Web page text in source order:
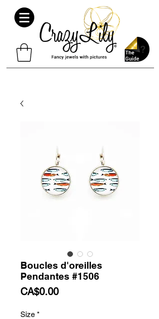
Boucles d'oreilles
Pendantes #1506
CA$0.00Price
Size *